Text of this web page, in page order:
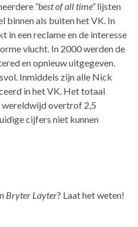
“best of all time”lijsten
binnen als buiten het VK. In
in een reclame en de interesse
vlucht. In 2000 werden de
en opnieuw uitgegeven.
Inmiddels zijn alle Nick
in het VK. Het totaal
wereldwijd overtrof 2,5
cijfers niet kunnen
Bryter Layter? Laat het weten!